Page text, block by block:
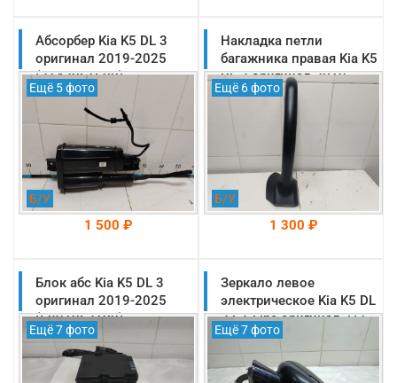
На складе: Раменское
-->
На складе: Раменское
-->
Абсорбер Kia K5 DL 3
оригинал 2019-2025
(31420L1600)
Ещё 5 фото
Б/У
1 500 ₽
На складе: Раменское
-->
Накладка петли
багажника правая Kia K5
DL 3 оригинал 2019-
2025 (81021L2000)
Ещё 6 фото
Б/У
1 300 ₽
На складе: Раменское
-->
Блок абс Kia K5 DL 3
оригинал 2019-2025
(58910L2100)
Ещё 7 фото
Зеркало левое
электрическое Kia K5 DL
3 GT Line оригинал 7+1
контактов (87610L2040)
Ещё 7 фото